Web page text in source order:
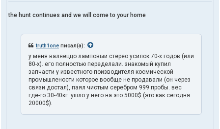
the hunt continues and we will come to your home
truth1one писал(а):
у меня валяеццо ламповый стерео усилок 70-х годов (или
80-х). его полностью переделали. знакомый купил
запчасти у известного поизводителя космической
промышлености которое вообще не продавали (он через
связи достал), паял чистым серебром 999 пробы. вес
где-то 30-40кг. ушло у него на это 5000$ (это как сегодня
20000$).